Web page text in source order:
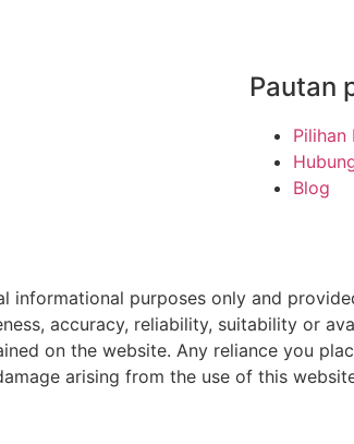
Pautan
Pilihan
Blog
purposes only and
accuracy, reliability, suitability or
on the website. Any reliance you
arising from the use of this